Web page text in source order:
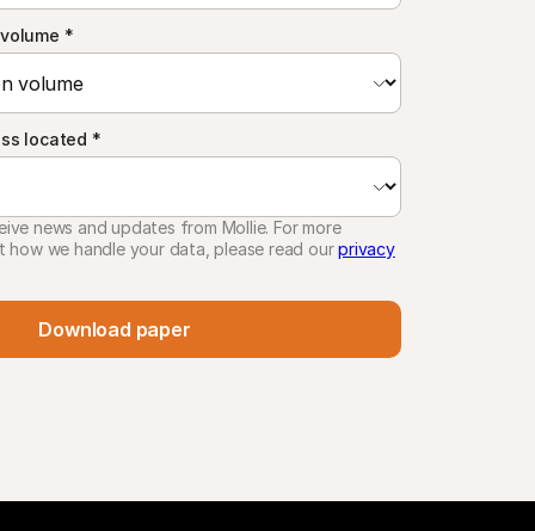
*
located *
news and updates from Mollie. For more
how we handle your data, please read ourprivacy
Download paper